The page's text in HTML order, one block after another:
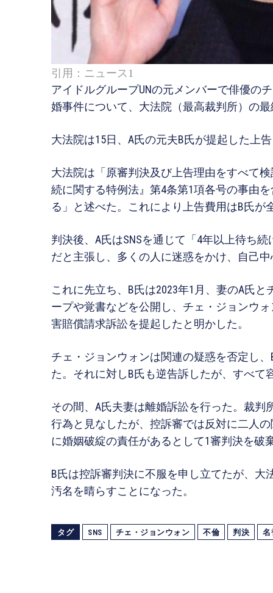
引用：ニュース1
アイドルグループUNの元メンバーで俳優の
婚事件について、大法院（最高裁判所）の
大法院は15日、A氏の元夫B氏が提起した上
大法院は「原審判決及び上告理由をすべて
続に関する特例法』第4条第1項各号の事由
る」と述べた。これにより上告費用はB氏が
判決後、A氏はSNSを通じて「4年以上待ち
だと主張し、多くの人に迷惑をかけ、自己
これに先立ち、B氏は2023年1月、妻のA氏
ープや覚書などを公開し、チェ・ジョンウ
害賠償請求訴訟を提起したと明かした。
チェ・ジョンウォンは関連の疑惑を否定し
た。それに対しB氏も逆告訴したが、すべて
その間、A氏夫妻は離婚訴訟を行った。裁
行為と見なしたが、控訴審では反対に二人
に婚姻破綻の責任があるとして1審判決を破
B氏は控訴審判決に不服を申し立てたが、
汚名を晴らすことになった。
タグ SNS チェ・ジョンウォン 不倫 判決 名